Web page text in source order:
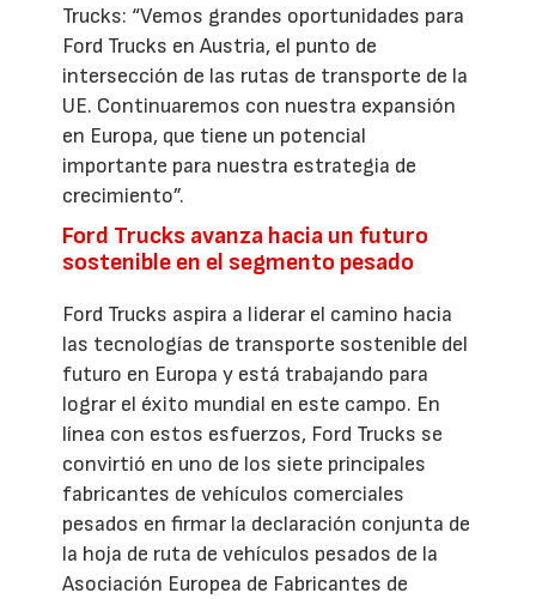
Trucks: “Vemos grandes oportunidades para
Ford Trucks en Austria, el punto de
intersección de las rutas de transporte de la
UE. Continuaremos con nuestra expansión
en Europa, que tiene un potencial
importante para nuestra estrategia de
crecimiento”.
Ford Trucks avanza hacia un futuro
sostenible en el segmento pesado
Ford Trucks aspira a liderar el camino hacia
las tecnologías de transporte sostenible del
futuro en Europa y está trabajando para
lograr el éxito mundial en este campo. En
línea con estos esfuerzos, Ford Trucks se
convirtió en uno de los siete principales
fabricantes de vehículos comerciales
pesados en firmar la declaración conjunta de
la hoja de ruta de vehículos pesados de la
Asociación Europea de Fabricantes de